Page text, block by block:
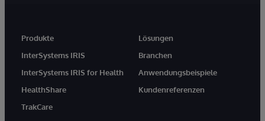
Produkte
InterSystems IRIS
InterSystems IRIS for Health
HealthShare
TrakCare
Lösungen
Branchen
Anwendungsbeispiele
Kundenreferenzen